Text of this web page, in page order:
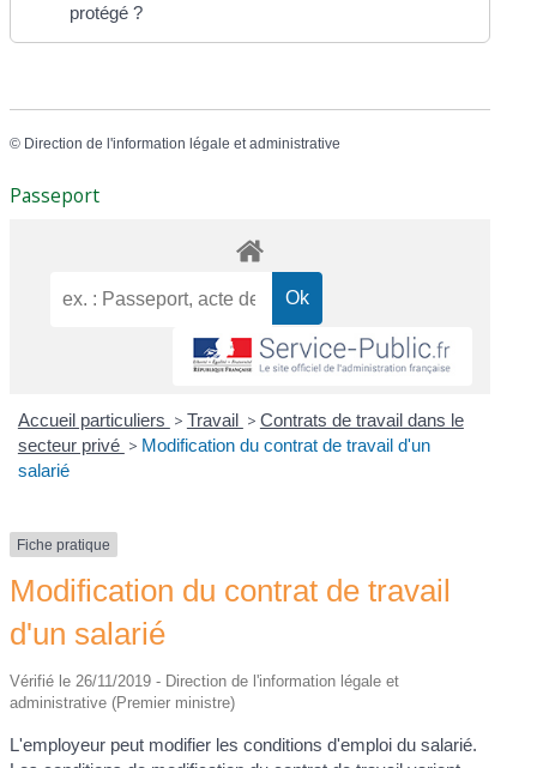
protégé ?
© Direction de l'information légale et administrative
Passeport
Accueil particuliers > Travail > Contrats de travail dans le
secteur privé > Modification du contrat de travail d'un
salarié
Fiche pratique
Modification du contrat de travail
d'un salarié
Vérifié le 26/11/2019 - Direction de l'information légale et
administrative (Premier ministre)
L'employeur peut modifier les conditions d'emploi du salarié.